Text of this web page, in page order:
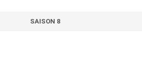
SAISON 8